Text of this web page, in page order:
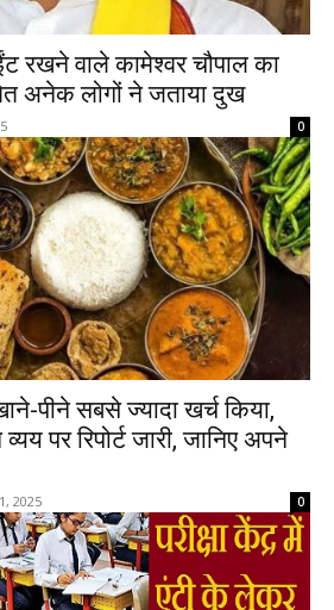
रखने वाले कामेश्वर चौपाल का
अनेक लोगों ने जताया दुख
0
पीने सबसे ज्यादा खर्च किया,
पर रिपोर्ट जारी, जानिए अपने
2025 0